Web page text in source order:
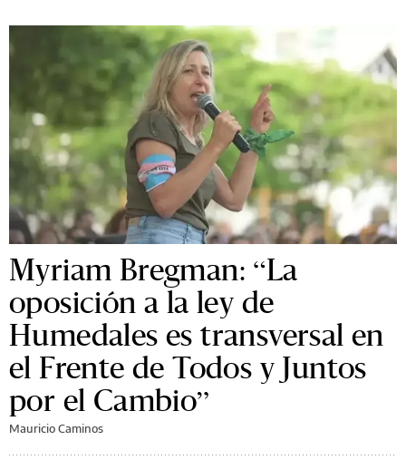
Myriam Bregman: “La
oposición a la ley de
Humedales es transversal en
el Frente de Todos y Juntos
por el Cambio”
Mauricio Caminos